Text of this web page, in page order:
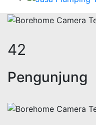
51
Pengunjung